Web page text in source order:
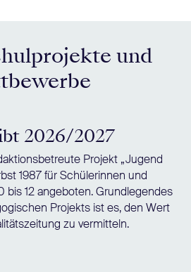
und
2026/2027
Projekt „Jugend
1987 für Schülerinnen und
bis 12 angeboten. Grundlegendes
Projekts ist es, den Wert
zu vermitteln.